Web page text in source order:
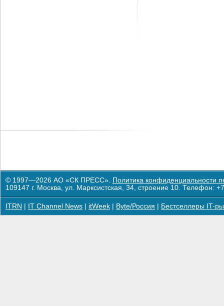
© 1997—2026 АО «СК ПРЕСС». Политика конфиденциальности
109147 г. Москва, ул. Марксистская, 34, строение 10. Телефон:
ITRN IT Channel News itWeek Byte/Россия Бестселлеры IT-